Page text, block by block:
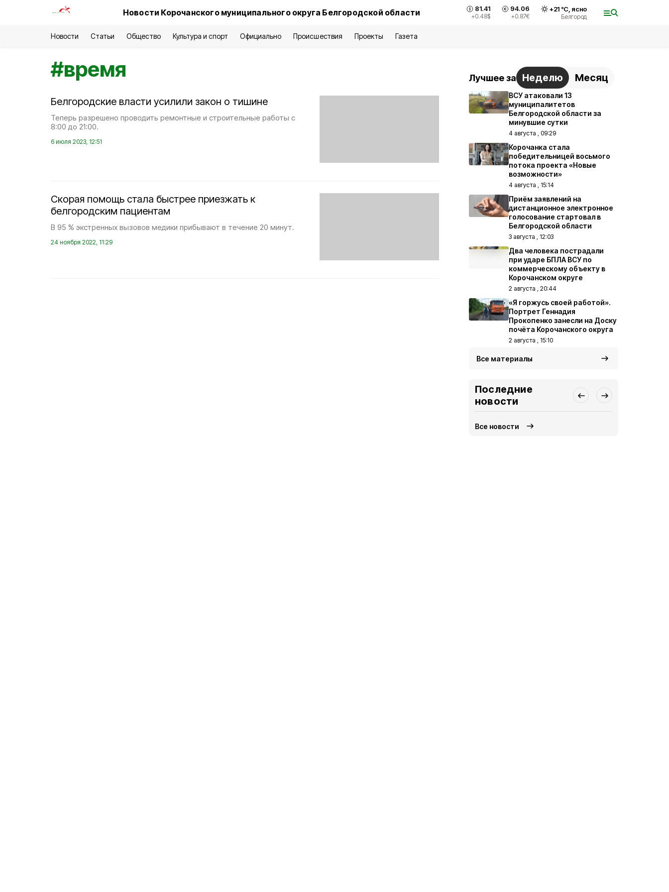
Новости Корочанского муниципального округа Белгородской области 81.41
+0.48$
94.06
+0.87€
+21°С, ясно
Белгород
Новости Статьи Общество Культура и спорт Официально Происшествия Проекты Газета
#время
Белгородские власти усилили закон о тишине
Теперь разрешено проводить ремонтные и строительные работы с
8:00 до 21:00.
6 июля 2023, 12:51
Скорая помощь стала быстрее приезжать к
белгородским пациентам
В 95 % экстренных вызовов медики прибывают в течение 20 минут.
24 ноября 2022, 11:29
Лучшее за Неделю Месяц
ВСУ атаковали 13
муниципалитетов
Белгородской области за
минувшие сутки
4 августа , 09:29
Корочанка стала
победительницей восьмого
потока проекта «Новые
возможности»
4 августа , 15:14
Приём заявлений на
дистанционное электронное
голосование стартовал в
Белгородской области
3 августа , 12:03
Два человека пострадали
при ударе БПЛА ВСУ по
коммерческому объекту в
Корочанском округе
2 августа , 20:44
«Я горжусь своей работой».
Портрет Геннадия
Прокопенко занесли на Доску
почёта Корочанского округа
2 августа , 15:10
Все материалы
Последние
новости
Все новости